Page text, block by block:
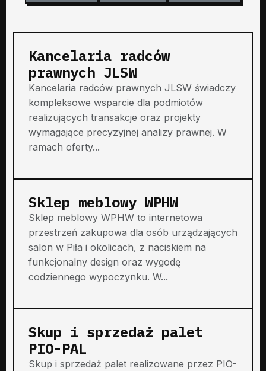
Kancelaria radców
prawnych JLSW
Kancelaria radców prawnych JLSW świadczy
kompleksowe wsparcie dla podmiotów
realizujących transakcje oraz projekty
wymagające precyzyjnej analizy prawnej. W
ramach oferty...
Sklep meblowy WPHW
Sklep meblowy WPHW to internetowa
przestrzeń zakupowa dla osób urządzających
salon w Piła i okolicach, z naciskiem na
funkcjonalny design oraz wygodę
codziennego wypoczynku. W...
Skup i sprzedaż palet
PIO-PAL
Skup i sprzedaż palet realizowane przez PIO-